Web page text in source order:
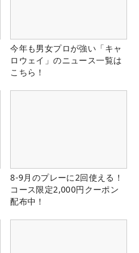
今年も男女プロが強い「キャ
ロウェイ」のニュース一覧は
こちら！
8-9月のプレーに2回使える！
コース限定2,000円クーポン
配布中！